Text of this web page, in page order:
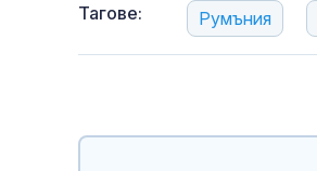
Тагове: Румъния